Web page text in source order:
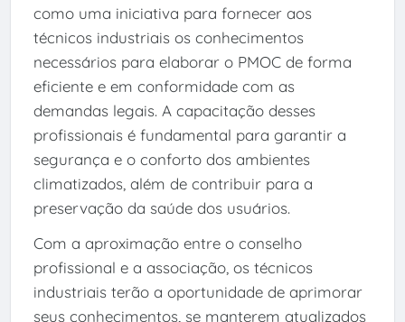
como uma iniciativa para fornecer aos
técnicos industriais os conhecimentos
necessários para elaborar o PMOC de forma
eficiente e em conformidade com as
demandas legais. A capacitação desses
profissionais é fundamental para garantir a
segurança e o conforto dos ambientes
climatizados, além de contribuir para a
preservação da saúde dos usuários.
Com a aproximação entre o conselho
profissional e a associação, os técnicos
industriais terão a oportunidade de aprimorar
seus conhecimentos, se manterem atualizados